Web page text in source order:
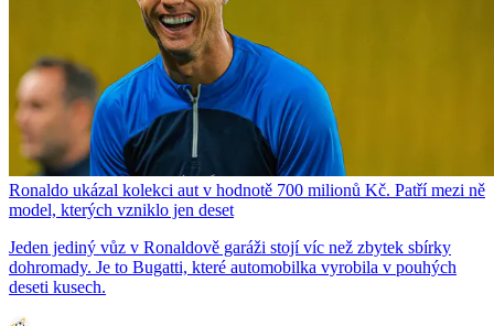
Ronaldo ukázal kolekci aut v hodnotě 700 milionů Kč. Patří mezi ně
model, kterých vzniklo jen deset
Jeden jediný vůz v Ronaldově garáži stojí víc než zbytek sbírky
dohromady. Je to Bugatti, které automobilka vyrobila v pouhých
deseti kusech.